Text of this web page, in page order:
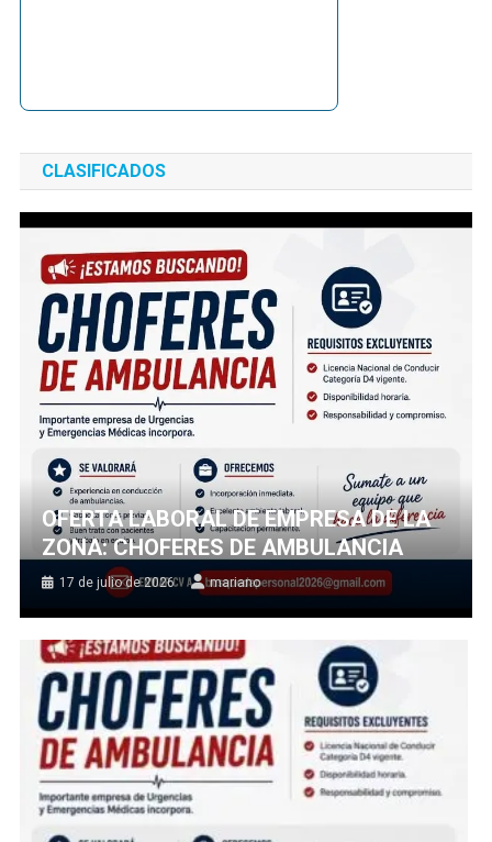
CLASIFICADOS
OFERTA LABORAL DE EMPRESA DE LA
ZONA: CHOFERES DE AMBULANCIA
17 de julio de 2026 mariano